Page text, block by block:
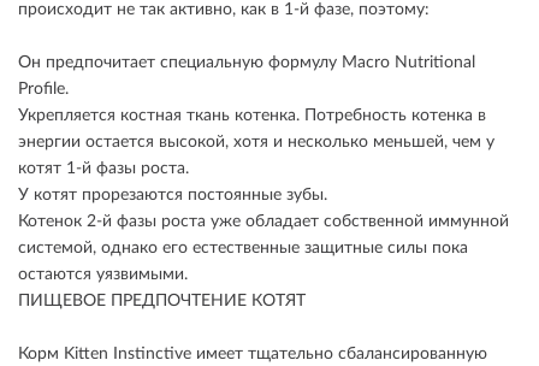
происходит не так активно, как в 1-й фазе, поэтому:
Он предпочитает специальную формулу Macro Nutritional
Profile.
Укрепляется костная ткань котенка. Потребность котенка в
энергии остается высокой, хотя и несколько меньшей, чем у
котят 1-й фазы роста.
У котят прорезаются постоянные зубы.
Котенок 2-й фазы роста уже обладает собственной иммунной
системой, однако его естественные защитные силы пока
остаются уязвимыми.
ПИЩЕВОЕ ПРЕДПОЧТЕНИЕ КОТЯТ
Корм Kitten Instinctive имеет тщательно сбалансированную